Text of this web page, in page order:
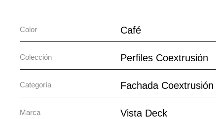
Color Café
Colección Perfiles Coextrusión
Categoría Fachada Coextrusión
Marca Vista Deck